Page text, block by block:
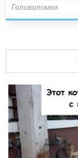
Головоломки